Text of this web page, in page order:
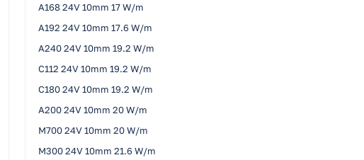
A168 24V 10mm 17 W/m
A192 24V 10mm 17.6 W/m
A240 24V 10mm 19.2 W/m
C112 24V 10mm 19.2 W/m
C180 24V 10mm 19.2 W/m
A200 24V 10mm 20 W/m
M700 24V 10mm 20 W/m
M300 24V 10mm 21.6 W/m